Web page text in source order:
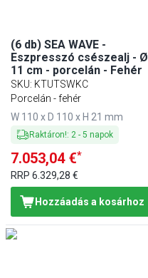
(6 db) SEA WAVE -
Eszpresszó csészealj - Ø
11 cm - porcelán - Fehér
SKU: KTUTSWKC
Porcelán - fehér
W 110 x D 110 x H 21 mm
Raktáron!: 2- 5 napok
7.053,04 €*
RRP 6.329,28 €
Hozzáadás a kosárhoz